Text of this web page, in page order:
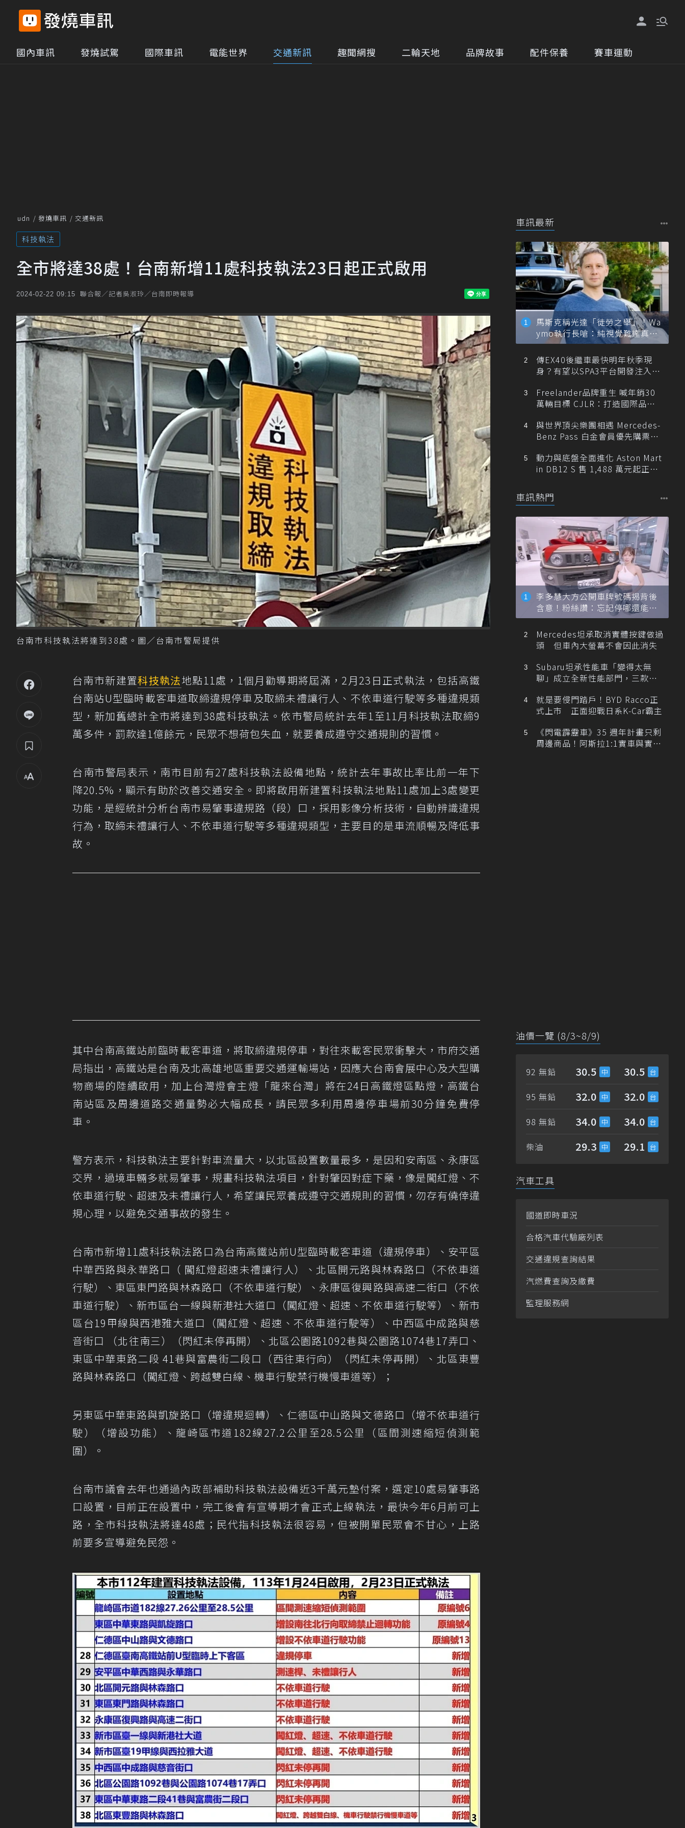
國內車訊 發燒試駕 國際車訊 電能世界 交通新訊 趣聞網搜 二輪天地 品牌故事 配件保養 賽車運動
udn 發燒車訊 交通新訊
科技執法
全市將達38處！台南新增11處科技執法23日起正式啟用
2024-02-22 09:15 聯合報／記者吳淑玲／台南即時報導
台南市科技執法將達到38處。圖／台南市警局提供
台南市新建置科技執法地點11處，1個月勸導期將屆滿，2月23日正式執法，包括高鐵
台南站U型臨時載客車道取締違規停車及取締未禮讓行人、不依車道行駛等多種違規類
型，新加舊總計全市將達到38處科技執法。依市警局統計去年1至11月科技執法取締9
萬多件，罰款達1億餘元，民眾不想荷包失血，就要養成遵守交通規則的習慣。
台南市警局表示，南市目前有27處科技執法設備地點，統計去年事故比率比前一年下
降20.5%，顯示有助於改善交通安全。即將啟用新建置科技執法地點11處加上3處變更
功能，是經統計分析台南市易肇事違規路（段）口，採用影像分析技術，自動辨識違規
行為，取締未禮讓行人、不依車道行駛等多種違規類型，主要目的是車流順暢及降低事
故。
其中台南高鐵站前臨時載客車道，將取締違規停車，對往來載客民眾衝擊大，市府交通
局指出，高鐵站是台南及北高雄地區重要交通運輸場站，因應大台南會展中心及大型購
物商場的陸續啟用，加上台灣燈會主燈「龍來台灣」將在24日高鐵燈區點燈，高鐵台
南站區及周邊道路交通量勢必大幅成長，請民眾多利用周邊停車場前30分鐘免費停
車。
警方表示，科技執法主要針對車流量大，以北區設置數量最多，是因和安南區、永康區
交界，過境車輛多就易肇事，規畫科技執法項目，針對肇因對症下藥，像是闖紅燈、不
依車道行駛、超速及未禮讓行人，希望讓民眾養成遵守交通規則的習慣，勿存有僥倖違
規心理，以避免交通事故的發生。
台南市新增11處科技執法路口為台南高鐵站前U型臨時載客車道（違規停車）、安平區
中華西路與永華路口（ 闖紅燈超速未禮讓行人）、北區開元路與林森路口（不依車道
行駛）、東區東門路與林森路口（不依車道行駛）、永康區復興路與高速二街口（不依
車道行駛）、新市區台一線與新港社大道口（闖紅燈、超速、不依車道行駛等）、新市
區台19甲線與西港雅大道口（闖紅燈、超速、不依車道行駛等）、中西區中成路與慈
音街口 （北往南三）（閃紅未停再開）、北區公園路1092巷與公園路1074巷17弄口、
東區中華東路二段 41巷與富農街二段口（西往東行向）（閃紅未停再開）、北區東豐
路與林森路口（闖紅燈、跨越雙白線、機車行駛禁行機慢車道等）；
另東區中華東路與凱旋路口（增違規迴轉）、仁德區中山路與文德路口（增不依車道行
駛）（增設功能）、龍崎區市道182線27.2公里至28.5公里（區間測速縮短偵測範
圍）。
台南市議會去年也通過內政部補助科技執法設備近3千萬元墊付案，選定10處易肇事路
口設置，目前正在設置中，完工後會有宣導期才會正式上線執法，最快今年6月前可上
路，全市科技執法將達48處；民代指科技執法很容易，但被開單民眾會不甘心，上路
前要多宣導避免民怨。
車訊最新
馬斯克稱光達「徒勞之舉」！Wa
ymo執行長嗆：純視覺難達真正
自動駕駛
傳EX40後繼車最快明年秋季現
身？有望以SPA3平台開發注入80
Freelander品牌重生 喊年銷30
萬輛目標 CJLR：打造國際品牌
與世界頂尖樂團相遇 Mercedes-
Benz Pass 白金會員優先購票維
動力與底盤全面進化 Aston Mart
in DB12 S 售 1,488 萬元起正式
車訊熱門
李多慧大方公開車牌號碼揭背後
含意！粉絲讚：忘記停哪還能幫
忙找車
Mercedes坦承取消實體按鍵做過
頭 但車內大螢幕不會因此消失
Subaru坦承性能車「變得太無
聊」成立全新性能部門，三款手
就是要侵門踏戶！BYD Racco正
式上市 正面迎戰日系K-Car霸主
《閃電霹靂車》35 週年計畫只剩
周邊商品！阿斯拉1:1實車與實體
油價一覽 (8/3~8/9)
92 無鉛 30.5 30.5
95 無鉛 32.0 32.0
98 無鉛 34.0 34.0
柴油 29.3 29.1
汽車工具
國道即時車況
合格汽車代驗廠列表
交通違規查詢結果
汽燃費查詢及繳費
監理服務網